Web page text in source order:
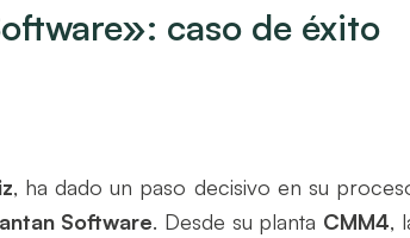
caso de éxito
, ha dado un paso decisivo en su
Software. Desde su planta CMM4,